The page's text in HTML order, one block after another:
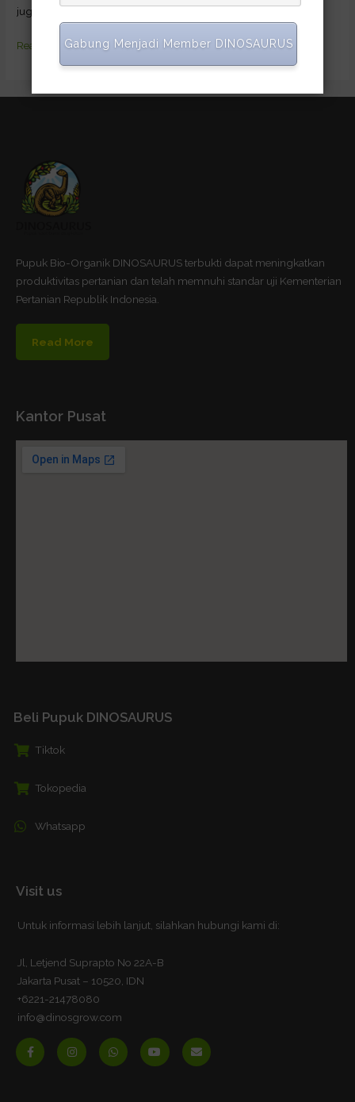
juga sehat.
Read More »
Pupuk Bio-Organik DINOSAURUS terbukti dapat meningkatkan
produktivitas pertanian dan telah memnuhi standar uji Kementerian
Pertanian Republik Indonesia.
Read More
Kantor Pusat
Beli Pupuk DINOSAURUS
Tiktok
Tokopedia
Whatsapp
Visit us
Untuk informasi lebih lanjut, silahkan hubungi kami di:
Jl, Letjend Suprapto No 22A-B
Jakarta Pusat – 10520, IDN
+6221-21478080
info@dinosgrow.com
F
I
W
Y
E
Gabung Menjadi Member DINOSAURUS